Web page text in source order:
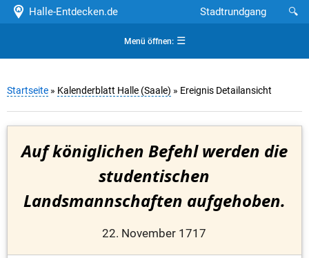
Halle-Entdecken.de 🔍
Stadtrundgang
Menü öffnen:☰
Startseite » Kalenderblatt Halle (Saale) » Ereignis Detailansicht
Auf königlichen Befehl werden die
studentischen
Landsmannschaften aufgehoben.
22. November 1717